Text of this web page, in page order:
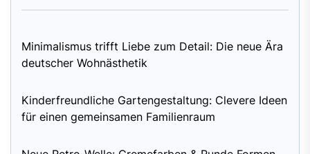
Minimalismus trifft Liebe zum Detail: Die neue Ära
deutscher Wohnästhetik
Kinderfreundliche Gartengestaltung: Clevere Ideen
für einen gemeinsamen Familienraum